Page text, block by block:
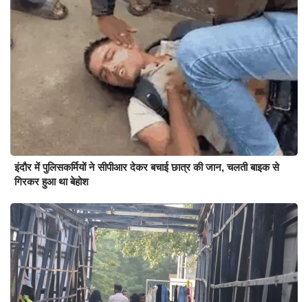
इंदौर में पुलिसकर्मियों ने सीपीआर देकर बचाई छात्र की जान, चलती बाइक से
गिरकर हुआ था बेहोश